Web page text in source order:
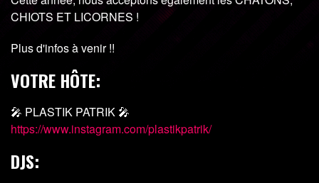
CHIOTS ET LICORNES !
Plus d'infos à venir !!
VOTRE HÔTE:
🎤 PLASTIK PATRIK 🎤
https://www.instagram.com/plastikpatrik/
DJS: